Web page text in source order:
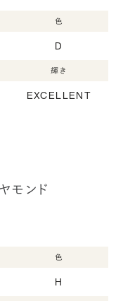
色
D
輝き
EXCELLENT
モンド
色
H